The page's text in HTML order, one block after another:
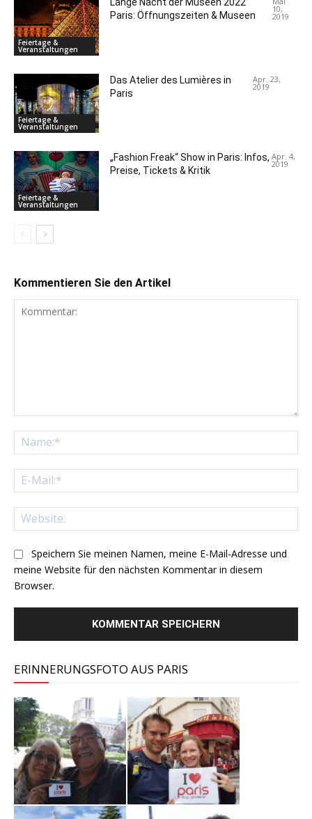
Feiertage &
Veranstaltungen
Paris: Öffnungszeiten & Museen
10,
2019
Feiertage &
Veranstaltungen
Das Atelier des Lumières in
Paris
Apr. 23,
2019
Feiertage &
Veranstaltungen
„Fashion Freak“ Show in Paris: Infos,
Preise, Tickets & Kritik
Apr. 4,
2019
Kommentieren Sie den Artikel
Speichern Sie meinen Namen, meine E-Mail-Adresse und
meine Website für den nächsten Kommentar in diesem
Browser.
ERINNERUNGSFOTO AUS PARIS